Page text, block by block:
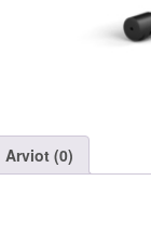
Arviot (0)